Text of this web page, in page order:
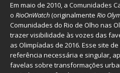
Em maio de 2010, a Comunidades
o RioOnWatch(originalmente Rio
Comunidades do Rio de Olho nas
trazer visibilidade às vozes das
as Olimpíadas de 2016. Esse site
referência necessária e singular,
favelas sobre transformações